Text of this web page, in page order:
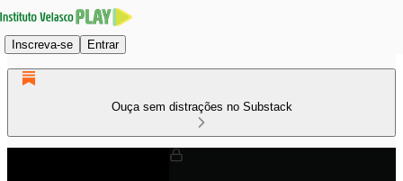
Inscreva-se Entrar
Ouça sem distrações no Substack